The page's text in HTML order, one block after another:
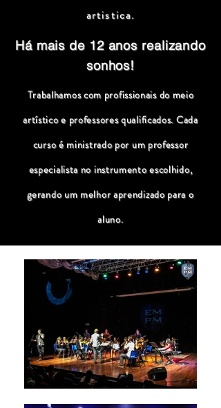
artistica.
Há mais de 12 anos realizando
sonhos!
Trabalhamos com profissionais do meio
artístico e professores qualificados. Cada
curso é ministrado por um professor
especialista no instrumento escolhido,
gerando um melhor aprendizado para o
aluno.